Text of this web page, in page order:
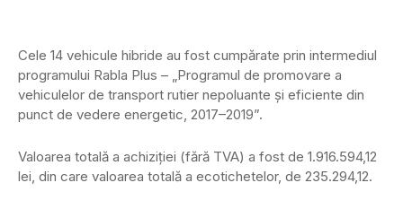
Cele 14 vehicule hibride au fost cumpărate prin intermediul
programului Rabla Plus – „Programul de promovare a
vehiculelor de transport rutier nepoluante şi eficiente din
punct de vedere energetic, 2017–2019”.
Valoarea totală a achiziţiei (fără TVA) a fost de 1.916.594,12
lei, din care valoarea totală a ecotichetelor, de 235.294,12.